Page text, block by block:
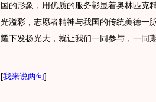
国的形象，用优质的服务彰显着奥林匹克
光溢彩，志愿者精神与我国的传统美德一
耀下发扬光大，就让我们一同参与，一同
[我来说两句]